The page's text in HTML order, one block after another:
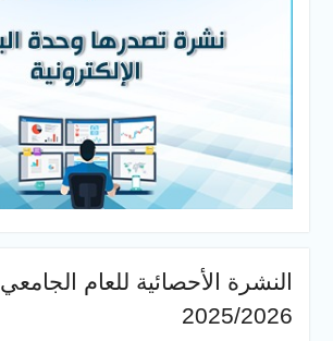
النشرة الأحصائية للعام الجامعي
2025/2026